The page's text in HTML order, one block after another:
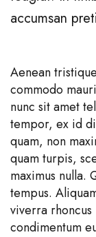
accumsan
Aenean
commodo
nunc sit amet
tempor, ex id
quam, non
quam turpis,
maximus nulla.
tempus.
viverra
condimentum